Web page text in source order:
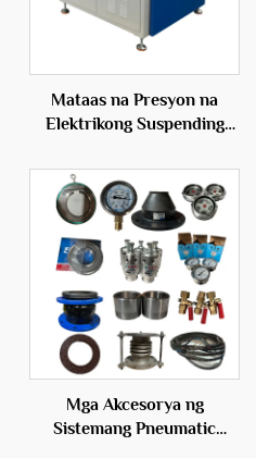
Mataas na Presyon na
Elektrikong Suspending
Presyon na Materyales ng
Tanso
Mga Akcesorya ng
Sistemang Pneumatic